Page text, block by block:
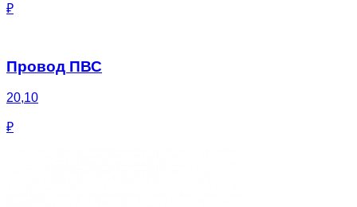
₽
Провод ПВС
20,10
₽